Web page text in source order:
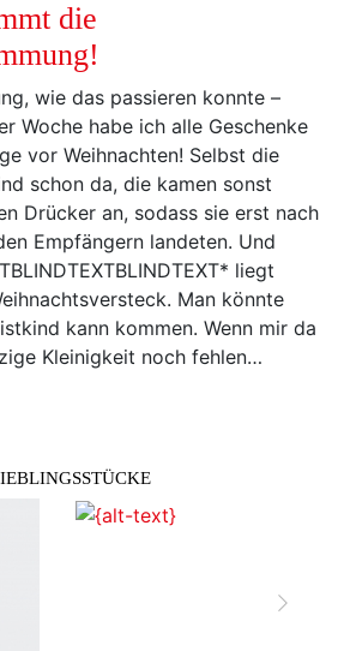
die
wie das passieren konnte –
Woche habe ich alle Geschenke
vor Weihnachten! Selbst die
schon da, die kamen sonst
Drücker an, sodass sie erst nach
Empfängern landeten. Und
liegt
Man könnte
kann kommen. Wenn mir da
Kleinigkeit noch fehlen…
vor